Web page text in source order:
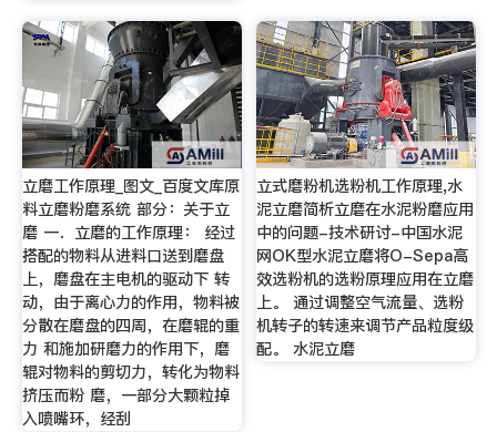
立磨工作原理_图文_百度文库原
料立磨粉磨系统 部分：关于立
磨 一．立磨的工作原理： 经过
搭配的物料从进料口送到磨盘
上，磨盘在主电机的驱动下 转
动，由于离心力的作用，物料被
分散在磨盘的四周，在磨辊的重
力 和施加研磨力的作用下，磨
辊对物料的剪切力，转化为物料
挤压而粉 磨，一部分大颗粒掉
入喷嘴环，经刮
立式磨粉机选粉机工作原理,水
泥立磨简析立磨在水泥粉磨应用
中的问题-技术研讨-中国水泥
网OK型水泥立磨将O-Sepa高
效选粉机的选粉原理应用在立磨
上。 通过调整空气流量、选粉
机转子的转速来调节产品粒度级
配。 水泥立磨